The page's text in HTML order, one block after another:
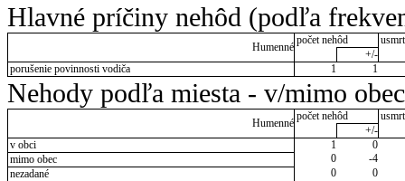
Hlavné príčiny nehôd (podľa
Humenné
počet nehôd
+/-
porušenie povinnosti vodiča
1 1
Nehody podľa miesta - v/mimo obec
Humenné
počet nehôd
+/-
v obci
1
0
mimo obec
0
-4
nezadané
0 0